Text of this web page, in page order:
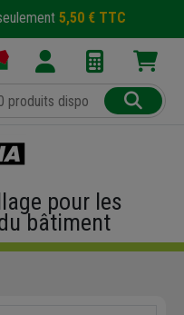
5,50 € TTC
pour les
bâtiment